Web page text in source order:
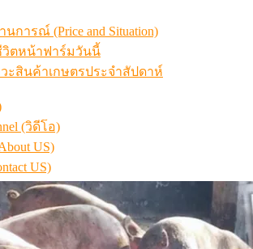
การณ์ (Price and Situation)
ตหน้าฟาร์มวันนี้
ะสินค้าเกษตรประจำสัปดาห์
(วิดีโอ)
US)
US)